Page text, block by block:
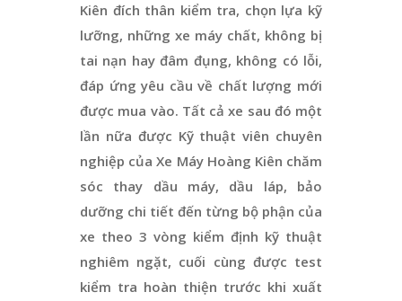
Kiên đích thân kiểm tra, chọn lựa kỹ
lưỡng, những xe máy chất, không bị
tai nạn hay đâm đụng, không có lỗi,
đáp ứng yêu cầu về chất lượng mới
được mua vào. Tất cả xe sau đó một
lần nữa được Kỹ thuật viên chuyên
nghiệp của Xe Máy Hoàng Kiên chăm
sóc thay dầu máy, dầu láp, bảo
dưỡng chi tiết đến từng bộ phận của
xe theo 3 vòng kiểm định kỹ thuật
nghiêm ngặt, cuối cùng được test
kiểm tra hoàn thiện trước khi xuất